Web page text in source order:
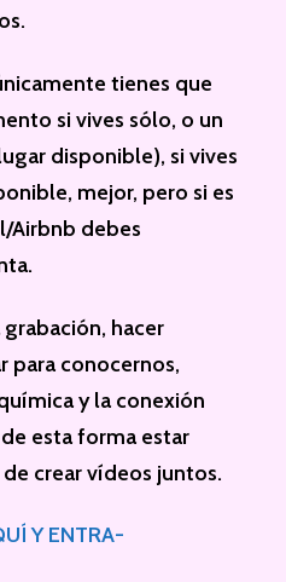
tienes que
si vives sólo, o un
disponible), si vives
mejor, pero si es
Airbnb debes
hacer
para conocernos,
y la conexión
esta forma estar
crear vídeos juntos.
Y ENTRA-